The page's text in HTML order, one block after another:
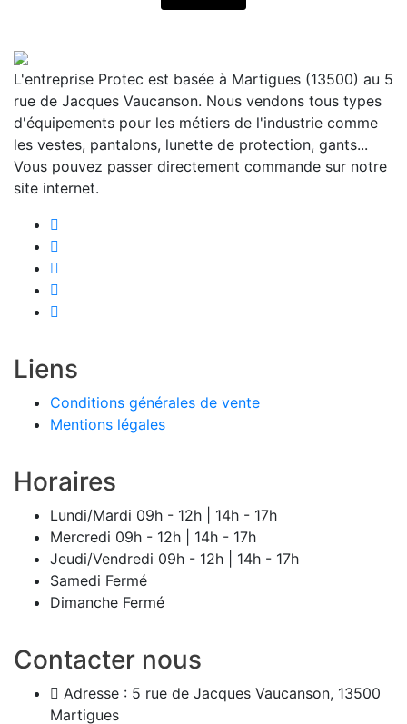
L'entreprise Protec est basée à Martigues (13500) au 5
rue de Jacques Vaucanson. Nous vendons tous types
d'équipements pour les métiers de l'industrie comme
les vestes, pantalons, lunette de protection, gants...
Vous pouvez passer directement commande sur notre
site internet.
Liens
Conditions générales de vente
Mentions légales
Horaires
Lundi/Mardi 09h - 12h | 14h - 17h
Mercredi 09h - 12h | 14h - 17h
Jeudi/Vendredi 09h - 12h | 14h - 17h
Samedi Fermé
Dimanche Fermé
Contacter nous
Adresse : 5 rue de Jacques Vaucanson, 13500
Martigues